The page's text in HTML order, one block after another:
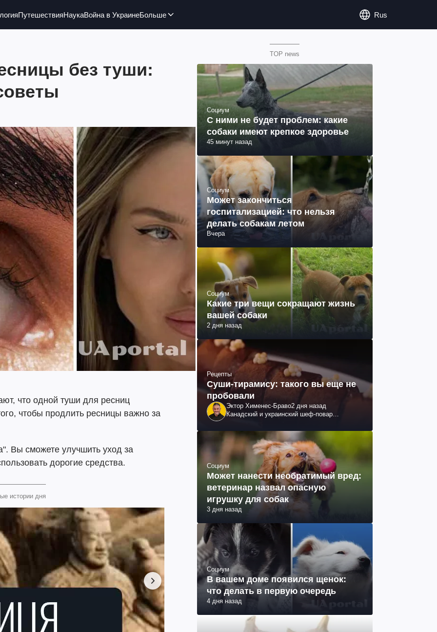
ПутешествияНаукаВойна в УкраинеБольше Rus
без туши:
что одной туши для ресниц
чтобы продлить ресницы важно за
Вы сможете улучшить уход за
дорогие средства.
истории дня
TOP news
Социум
С ними не будет проблем: какие
собаки имеют крепкое здоровье
45 минут назад
Социум
Может закончиться
госпитализацией: что нельзя
делать собакам летом
Вчера
Социум
Какие три вещи сокращают жизнь
вашей собаки
2 дня назад
Рецепты
Суши-тирамису: такого вы еще не
пробовали
Эктор Хименес-Браво2 дня назад
Канадский и украинский шеф-повар
телеведущий
Социум
Может нанести необратимый вред:
ветеринар назвал опасную
игрушку для собак
3 дня назад
Социум
В вашем доме появился щенок:
что делать в первую очередь
4 дня назад